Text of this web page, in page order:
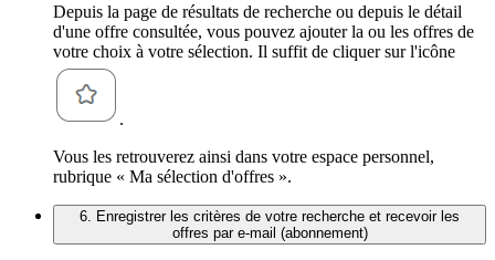
Depuis la page de résultats de recherche ou depuis le détail
d'une offre consultée, vous pouvez ajouter la ou les offres de
votre choix à votre sélection. Il suffit de cliquer sur l'icône
.
Vous les retrouverez ainsi dans votre espace personnel,
rubrique « Ma sélection d'offres ».
6. Enregistrer les critères de votre recherche et recevoir les
offres par e-mail (abonnement)